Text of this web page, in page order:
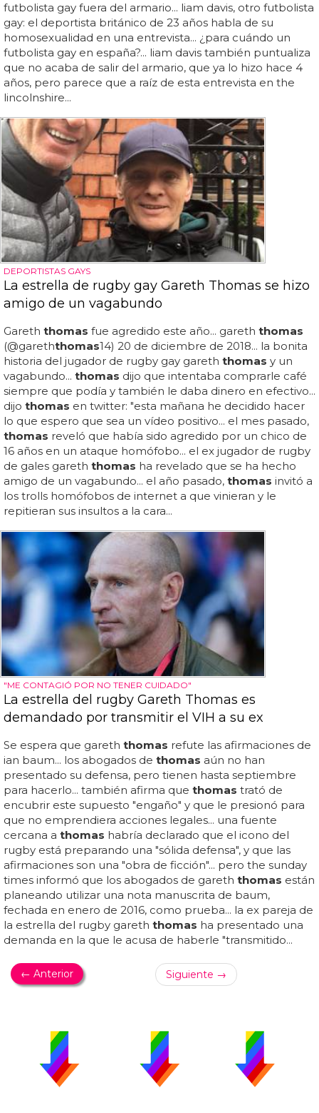
futbolista gay fuera del armario... liam davis, otro futbolista
gay: el deportista británico de 23 años habla de su
homosexualidad en una entrevista... ¿para cuándo un
futbolista gay en españa?... liam davis también puntualiza
que no acaba de salir del armario, que ya lo hizo hace 4
años, pero parece que a raíz de esta entrevista en the
lincolnshire...
DEPORTISTAS GAYS
La estrella de rugby gay Gareth Thomas se hizo
amigo de un vagabundo
Gareth thomas fue agredido este año... gareth thomas
(@gareththomas14) 20 de diciembre de 2018... la bonita
historia del jugador de rugby gay gareth thomas y un
vagabundo... thomas dijo que intentaba comprarle café
siempre que podía y también le daba dinero en efectivo...
dijo thomas en twitter: "esta mañana he decidido hacer
lo que espero que sea un vídeo positivo... el mes pasado,
thomas reveló que había sido agredido por un chico de
16 años en un ataque homófobo... el ex jugador de rugby
de gales gareth thomas ha revelado que se ha hecho
amigo de un vagabundo... el año pasado, thomas invitó a
los trolls homófobos de internet a que vinieran y le
repitieran sus insultos a la cara...
"ME CONTAGIÓ POR NO TENER CUIDADO"
La estrella del rugby Gareth Thomas es
demandado por transmitir el VIH a su ex
Se espera que gareth thomas refute las afirmaciones de
ian baum... los abogados de thomas aún no han
presentado su defensa, pero tienen hasta septiembre
para hacerlo... también afirma que thomas trató de
encubrir este supuesto "engaño" y que le presionó para
que no emprendiera acciones legales... una fuente
cercana a thomas habría declarado que el icono del
rugby está preparando una "sólida defensa", y que las
afirmaciones son una "obra de ficción"... pero the sunday
times informó que los abogados de gareth thomas están
planeando utilizar una nota manuscrita de baum,
fechada en enero de 2016, como prueba... la ex pareja de
la estrella del rugby gareth thomas ha presentado una
demanda en la que le acusa de haberle "transmitido...
← Anterior Siguiente →